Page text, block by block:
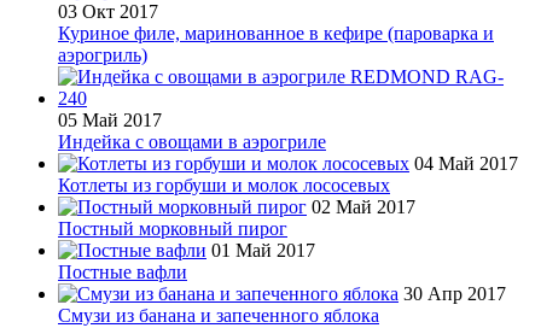
03 Окт 2017
Куриное филе, маринованное в кефире (пароварка и
аэрогриль)
05 Май 2017
Индейка с овощами в аэрогриле
04 Май 2017
Котлеты из горбуши и молок лососевых
02 Май 2017
Постный морковный пирог
01 Май 2017
Постные вафли
30 Апр 2017
Смузи из банана и запеченного яблока